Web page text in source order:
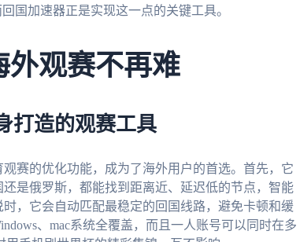
加速器正是实现这一点的关键工具。
外观赛不再难
打造的观赛工具
赛的优化功能，成为了海外用户的首选。首先，它
是俄罗斯，都能找到距离近、延迟低的节点，智能
，它会自动匹配最稳定的回国线路，避免卡顿和缓
、mac系统全覆盖，而且一人账号可以同时在多